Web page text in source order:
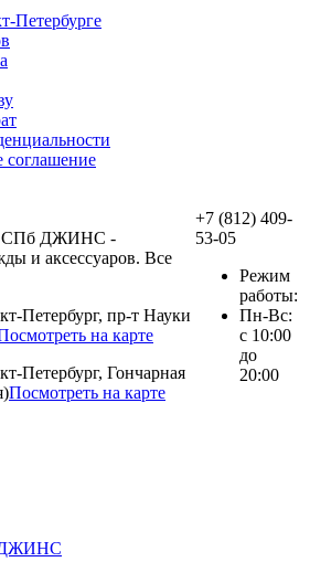
Петербурге
соглашение
СПб ДЖИНС -
и аксессуаров. Все
Петербург, пр-т Науки
на карте
Петербург, Гончарная
Посмотреть на карте
+7 (812) 409-
53-05
Режим
работы:
Пн-Вс:
с 10:00
до
20:00
ДЖИНС